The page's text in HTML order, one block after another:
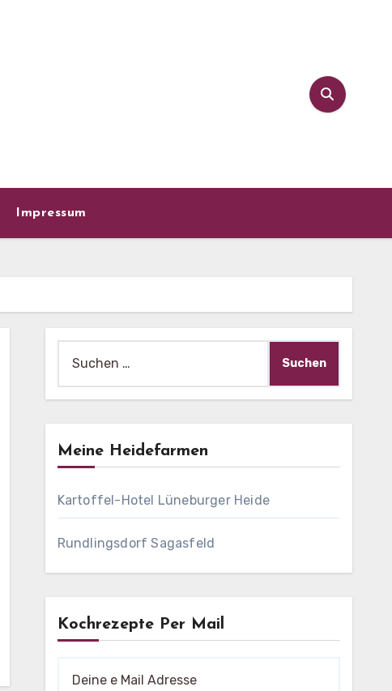
Impressum
nach:
Meine Heidefarmen
Kartoffel-Hotel Lüneburger Heide
Rundlingsdorf Sagasfeld
Kochrezepte Per Mail